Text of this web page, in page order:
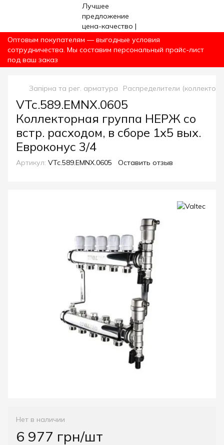
Оптовым покупателям — выгодные условия
сотрудничества. Мы составим персональный прайс-лист
под ваш заказ
Запірна та рег. арматура Распределители
VTc.589.EMNX.0605
Коллекторная группа НЕРЖ со
встр. расходом, в сборе 1х5 вых.
Евроконус 3/4
Артикул: VTc.589.EMNX.0605 Оставить отзыв
Нет в наличии
6 977 грн/шт